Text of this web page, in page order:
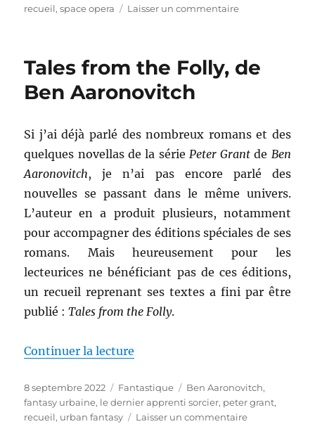
le
recueil,space opera Laisser un commentairesur
Reynolds
Tales from the Folly, de
Ben Aaronovitch
Si j’ai déjà parlé des nombreux romans et des
quelques novellas de la série Peter Grant de Ben
Aaronovitch, je n’ai pas encore parlé des
nouvelles se passant dans le même univers.
L’auteur en a produit plusieurs, notamment
pour accompagner des éditions spéciales de ses
romans. Mais heureusement pour les
lecteurices ne bénéficiant pas de ces éditions,
un recueil reprenant ses textes a fini par être
publié :Tales from the Folly.
Continuer la lecture
Publié
le
8 septembre 2022 Catégories
Fantastique Étiquettes
Ben Aaronovitch,
fantasy urbaine, le dernier apprenti sorcier, peter grant,
recueil, urban fantasy Laisser un commentairesur